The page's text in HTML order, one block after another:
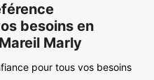
besoins en
Marly
pour tous vos besoins